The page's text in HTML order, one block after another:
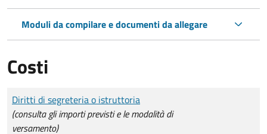
Moduli da compilare e documenti da allegare
Costi
Tipo di pagamento
Importo
Diritti di segreteria o istruttoria
(consulta gli importi previsti e le modalità di
versamento)